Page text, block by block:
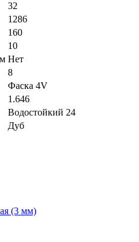
32
1286
160
10
Нет
8
Фаска 4V
1.646
Водостойкий 24
Дуб
(3 мм)